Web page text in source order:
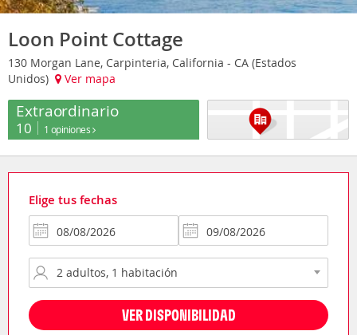
Loon Point Cottage
130 Morgan Lane, Carpinteria, California - CA (Estados
Unidos)
Ver mapa
Extraordinario
10 1 opiniones
Elige tus fechas
VER DISPONIBILIDAD